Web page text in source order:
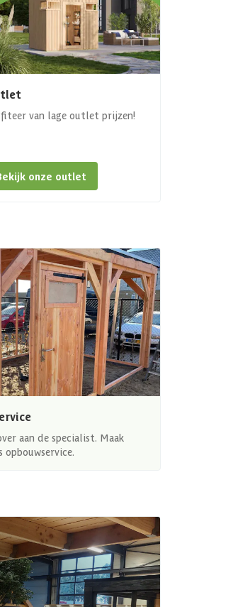
van lage outlet prijzen!
onze outlet
aan de specialist. Maak
opbouwservice.